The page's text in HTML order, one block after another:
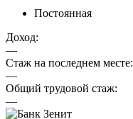
Постоянная
Доход:
—
Стаж на последнем месте:
—
Общий трудовой стаж:
—